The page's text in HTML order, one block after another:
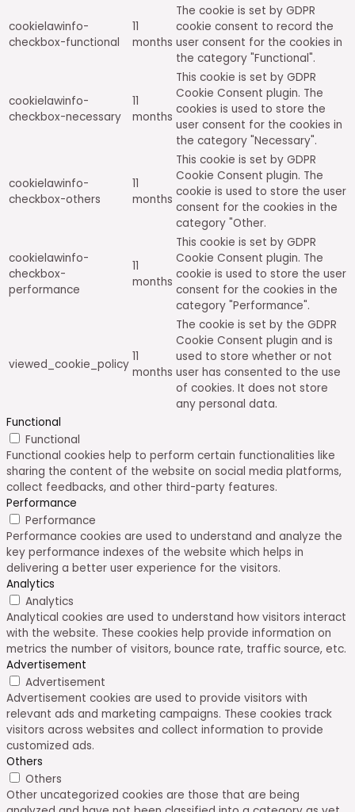
cookielawinfo-
checkbox-functional
11
months
The cookie is set by GDPR
cookie consent to record the
user consent for the cookies in
the category "Functional".
cookielawinfo-
checkbox-necessary
11
months
This cookie is set by GDPR
Cookie Consent plugin. The
cookies is used to store the
user consent for the cookies in
the category "Necessary".
cookielawinfo-
checkbox-others
11
months
This cookie is set by GDPR
Cookie Consent plugin. The
cookie is used to store the user
consent for the cookies in the
category "Other.
cookielawinfo-
checkbox-
performance
11
months
This cookie is set by GDPR
Cookie Consent plugin. The
cookie is used to store the user
consent for the cookies in the
category "Performance".
viewed_cookie_policy
11
months
The cookie is set by the GDPR
Cookie Consent plugin and is
used to store whether or not
user has consented to the use
of cookies. It does not store
any personal data.
Functional
Functional
Functional cookies help to perform certain functionalities like
sharing the content of the website on social media platforms,
collect feedbacks, and other third-party features.
Performance
Performance
Performance cookies are used to understand and analyze the
key performance indexes of the website which helps in
delivering a better user experience for the visitors.
Analytics
Analytics
Analytical cookies are used to understand how visitors interact
with the website. These cookies help provide information on
metrics the number of visitors, bounce rate, traffic source, etc.
Advertisement
Advertisement
Advertisement cookies are used to provide visitors with
relevant ads and marketing campaigns. These cookies track
visitors across websites and collect information to provide
customized ads.
Others
Others
Other uncategorized cookies are those that are being